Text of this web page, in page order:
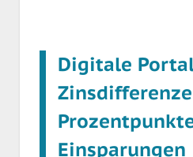
Digitale
Einsparungen